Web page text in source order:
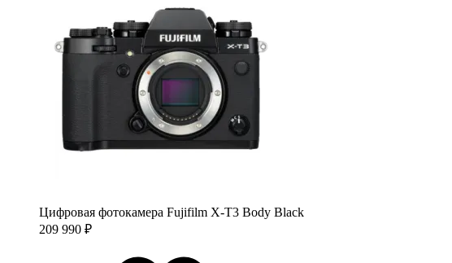
Цифровая фотокамера Fujifilm X-T3 Body Black
209 990 ₽